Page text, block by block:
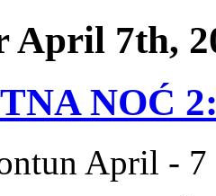
April 7th,
NOĆ
April -